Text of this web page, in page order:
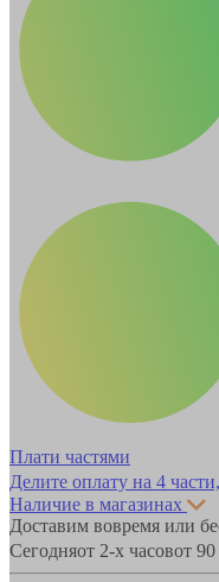
Плати частями
Делите оплату на 4
Наличие в магазинах
Доставим вовремя или
Сегодняот 2-х часовот